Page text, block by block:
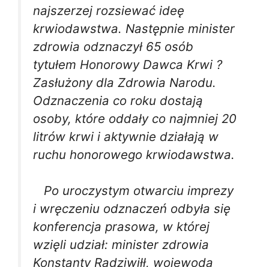
najszerzej rozsiewać ideę
krwiodawstwa. Następnie minister
zdrowia odznaczył 65 osób
tytułem Honorowy Dawca Krwi ?
Zasłużony dla Zdrowia Narodu.
Odznaczenia co roku dostają
osoby, które oddały co najmniej 20
litrów krwi i aktywnie działają w
ruchu honorowego krwiodawstwa.
Po uroczystym otwarciu imprezy
i wręczeniu odznaczeń odbyła się
konferencja prasowa, w której
wzięli udział: minister zdrowia
Konstanty Radziwiłł, wojewoda